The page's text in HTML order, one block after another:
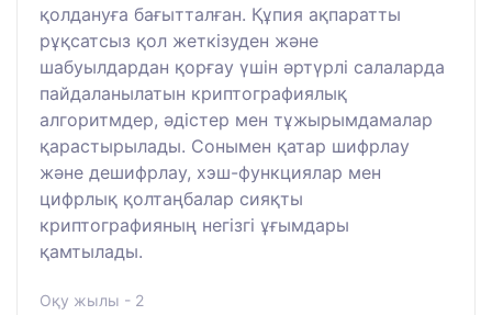
қолдануға бағытталған. Құпия ақпаратты
рұқсатсыз қол жеткізуден және
шабуылдардан қорғау үшін әртүрлі салаларда
пайдаланылатын криптографиялық
алгоритмдер, әдістер мен тұжырымдамалар
қарастырылады. Сонымен қатар шифрлау
және дешифрлау, хэш-функциялар мен
цифрлық қолтаңбалар сияқты
криптографияның негізгі ұғымдары
қамтылады.
Оқу жылы - 2